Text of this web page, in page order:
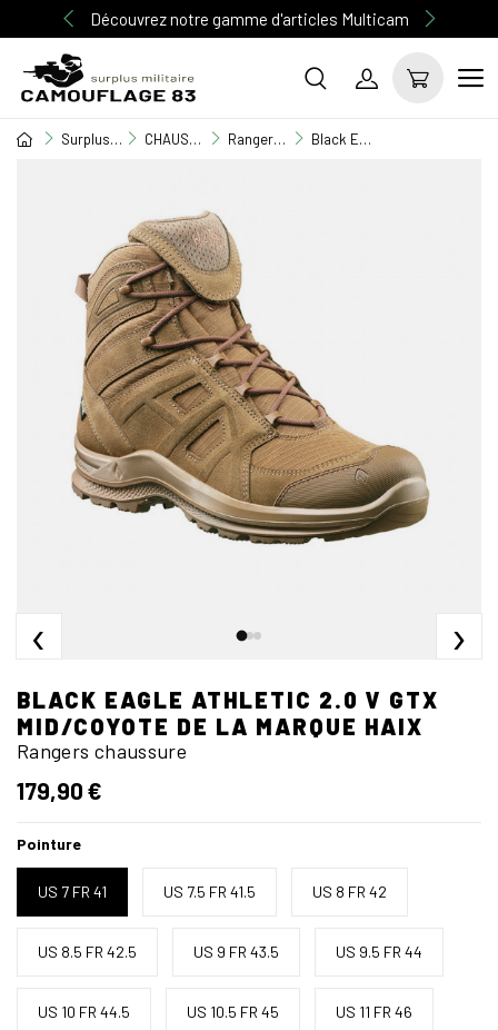
Découvrez notre gamme d'articles Multicam
Surplus Militaire CHAUSSURE / RANGERS Rangers chaussure Black Eagle Athletic 2.0 V GTX mid/coyote de la marque HAIX
‹ ›
BLACK EAGLE ATHLETIC 2.0 V GTX
MID/COYOTE DE LA MARQUE HAIX
Rangers chaussure
179,90 €
Pointure
US 7 FR 41 US 7.5 FR 41.5 US 8 FR 42
US 8.5 FR 42.5 US 9 FR 43.5 US 9.5 FR 44
US 10 FR 44.5 US 10.5 FR 45 US 11 FR 46